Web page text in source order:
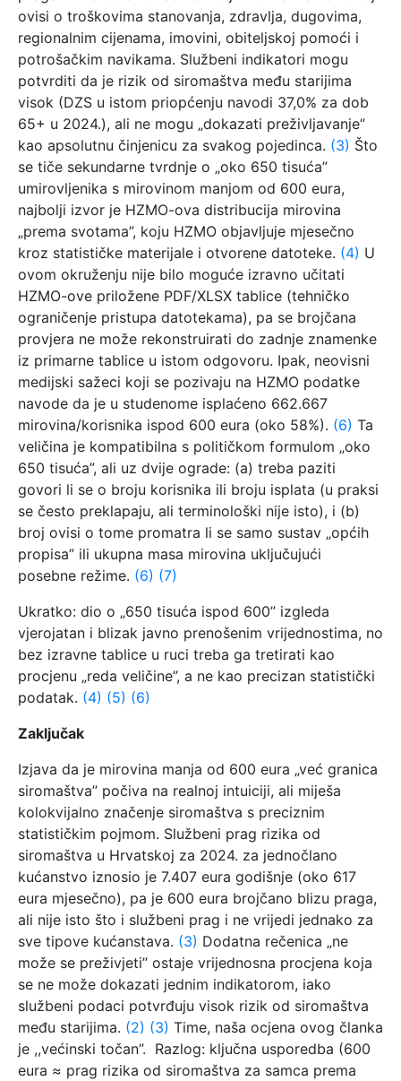
ovisi o troškovima stanovanja, zdravlja, dugovima,
regionalnim cijenama, imovini, obiteljskoj pomoći i
potrošačkim navikama. Službeni indikatori mogu
potvrditi da je rizik od siromaštva među starijima
visok (DZS u istom priopćenju navodi 37,0% za dob
65+ u 2024.), ali ne mogu „dokazati preživljavanje”
kao apsolutnu činjenicu za svakog pojedinca. (3) Što
se tiče sekundarne tvrdnje o „oko 650 tisuća”
umirovljenika s mirovinom manjom od 600 eura,
najbolji izvor je HZMO-ova distribucija mirovina
„prema svotama”, koju HZMO objavljuje mjesečno
kroz statističke materijale i otvorene datoteke. (4) U
ovom okruženju nije bilo moguće izravno učitati
HZMO-ove priložene PDF/XLSX tablice (tehničko
ograničenje pristupa datotekama), pa se brojčana
provjera ne može rekonstruirati do zadnje znamenke
iz primarne tablice u istom odgovoru. Ipak, neovisni
medijski sažeci koji se pozivaju na HZMO podatke
navode da je u studenome isplaćeno 662.667
mirovina/korisnika ispod 600 eura (oko 58%). (6) Ta
veličina je kompatibilna s političkom formulom „oko
650 tisuća”, ali uz dvije ograde: (a) treba paziti
govori li se o broju korisnika ili broju isplata (u praksi
se često preklapaju, ali terminološki nije isto), i (b)
broj ovisi o tome promatra li se samo sustav „općih
propisa” ili ukupna masa mirovina uključujući
posebne režime. (6) (7)
Ukratko: dio o „650 tisuća ispod 600” izgleda
vjerojatan i blizak javno prenošenim vrijednostima, no
bez izravne tablice u ruci treba ga tretirati kao
procjenu „reda veličine”, a ne kao precizan statistički
podatak. (4) (5) (6)
Zaključak
Izjava da je mirovina manja od 600 eura „već granica
siromaštva” počiva na realnoj intuiciji, ali miješa
kolokvijalno značenje siromaštva s preciznim
statističkim pojmom. Službeni prag rizika od
siromaštva u Hrvatskoj za 2024. za jednočlano
kućanstvo iznosio je 7.407 eura godišnje (oko 617
eura mjesečno), pa je 600 eura brojčano blizu praga,
ali nije isto što i službeni prag i ne vrijedi jednako za
sve tipove kućanstava. (3) Dodatna rečenica „ne
može se preživjeti” ostaje vrijednosna procjena koja
se ne može dokazati jednim indikatorom, iako
službeni podaci potvrđuju visok rizik od siromaštva
među starijima. (2) (3) Time, naša ocjena ovog članka
je ,,većinski točan”. Razlog: ključna usporedba (600
eura ≈ prag rizika od siromaštva za samca prema